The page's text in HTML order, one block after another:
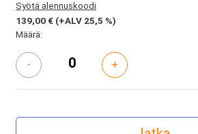
Syötä alennuskoodi
139,00 € (+ALV 25,5 %)
Määrä:
- +